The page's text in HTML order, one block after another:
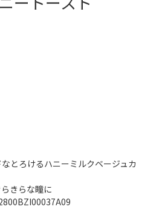
とろけるハニーミルクベージュカ
きらな瞳に